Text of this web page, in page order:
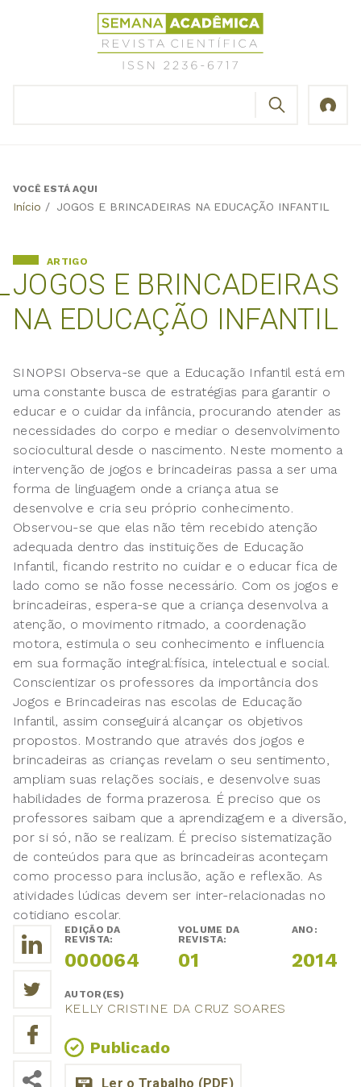
Revista
Científica
Semana
Back
VOCÊ ESTÁ AQUI
Início / JOGOS E BRINCADEIRAS NA EDUCAÇÃO INFANTIL
JOGOS E BRINCADEIRAS
NA EDUCAÇÃO INFANTIL
ARTIGO
SINOPSI Observa-se que a Educação Infantil está em
uma constante busca de estratégias para garantir o
educar e o cuidar da infância, procurando atender as
necessidades do corpo e mediar o desenvolvimento
sociocultural desde o nascimento. Neste momento a
intervenção de jogos e brincadeiras passa a ser uma
forma de linguagem onde a criança atua se
desenvolve e cria seu próprio conhecimento.
Observou-se que elas não têm recebido atenção
adequada dentro das instituições de Educação
Infantil, ficando restrito no cuidar e o educar fica de
lado como se não fosse necessário. Com os jogos e
brincadeiras, espera-se que a criança desenvolva a
atenção, o movimento ritmado, a coordenação
motora, estimula o seu conhecimento e influencia
em sua formação integral:física, intelectual e social.
Conscientizar os professores da importância dos
Jogos e Brincadeiras nas escolas de Educação
Infantil, assim conseguirá alcançar os objetivos
propostos. Mostrando que através dos jogos e
brincadeiras as crianças revelam o seu sentimento,
ampliam suas relações sociais, e desenvolve suas
habilidades de forma prazerosa. É preciso que os
professores saibam que a aprendizagem e a diversão,
por si só, não se realizam. É preciso sistematização
de conteúdos para que as brincadeiras aconteçam
como processo para inclusão, ação e reflexão. As
atividades lúdicas devem ser inter-relacionadas no
cotidiano escolar.
EDIÇÃO DA
REVISTA:
000064
VOLUME DA
REVISTA:
01
ANO:
2014
AUTOR(ES)
KELLY CRISTINE DA CRUZ SOARES
Publicado